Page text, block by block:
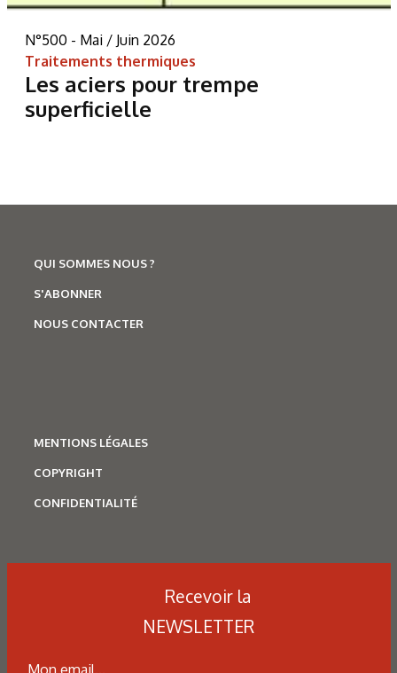
N°500 - Mai / Juin 2026
Traitements thermiques
Les aciers pour trempe
superficielle
QUI SOMMES NOUS ?
S'ABONNER
NOUS CONTACTER
MENTIONS LÉGALES
COPYRIGHT
CONFIDENTIALITÉ
Recevoir la
NEWSLETTER